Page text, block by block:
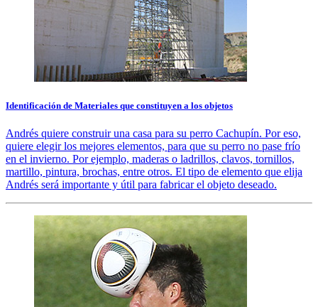
Identificación de Materiales que constituyen a los objetos
Andrés quiere construir una casa para su perro Cachupín. Por eso,
quiere elegir los mejores elementos, para que su perro no pase frío
en el invierno. Por ejemplo, maderas o ladrillos, clavos, tornillos,
martillo, pintura, brochas, entre otros. El tipo de elemento que elija
Andrés será importante y útil para fabricar el objeto deseado.